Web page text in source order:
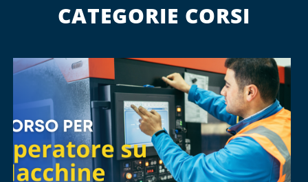
CATEGORIE CORSI